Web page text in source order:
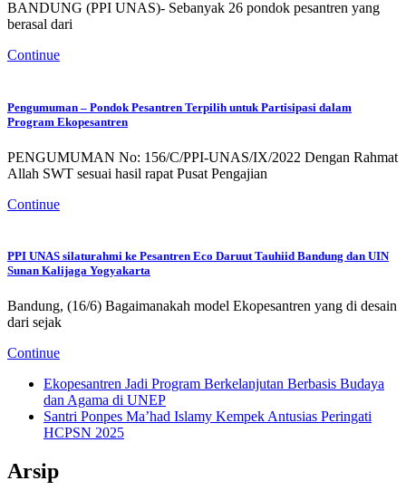
BANDUNG (PPI UNAS)- Sebanyak 26 pondok pesantren yang
berasal dari
Continue
Pengumuman – Pondok Pesantren Terpilih untuk Partisipasi dalam
Program Ekopesantren
PENGUMUMAN No: 156/C/PPI-UNAS/IX/2022 Dengan Rahmat
Allah SWT sesuai hasil rapat Pusat Pengajian
Continue
PPI UNAS silaturahmi ke Pesantren Eco Daruut Tauhiid Bandung dan UIN
Sunan Kalijaga Yogyakarta
Bandung, (16/6) Bagaimanakah model Ekopesantren yang di desain
dari sejak
Continue
Ekopesantren Jadi Program Berkelanjutan Berbasis Budaya
dan Agama di UNEP
Santri Ponpes Ma’had Islamy Kempek Antusias Peringati
HCPSN 2025
Arsip